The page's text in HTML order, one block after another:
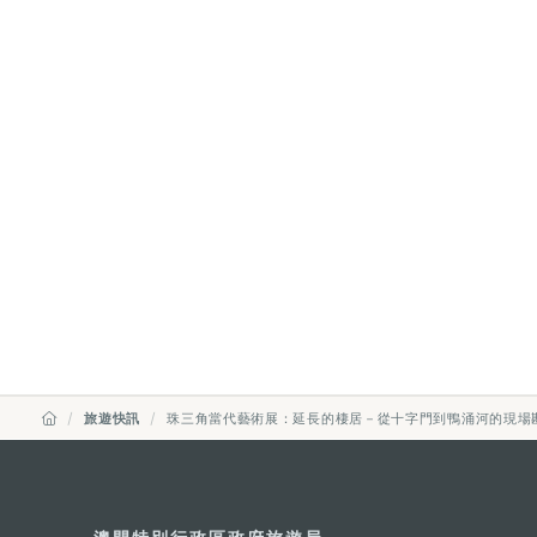
旅遊快訊 珠三角當代藝術展：延長的棲居－從十字門到鴨涌河的現場